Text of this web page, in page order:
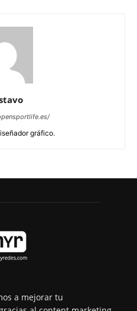
gráfico.
a mejorar tu